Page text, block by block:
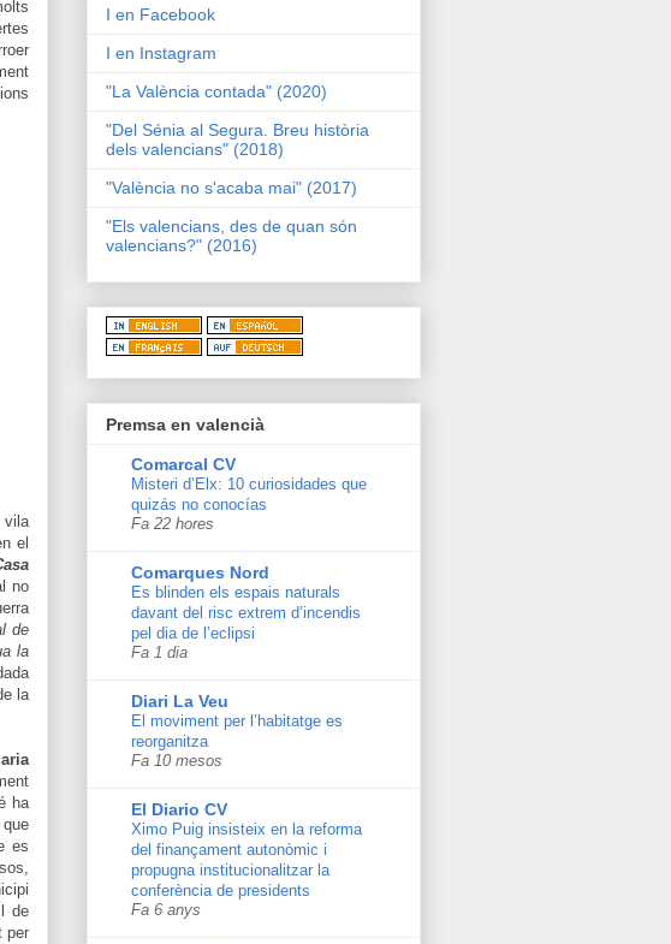
vila
el
no
de
la
la
ha
es
de
per
I en Facebook
I en Instagram
"La València contada" (2020)
"Del Sénia al Segura. Breu història
dels valencians" (2018)
"València no s'acaba mai" (2017)
"Els valencians, des de quan són
valencians?" (2016)
Premsa en valencià
Comarcal CV
Misteri d’Elx: 10 curiosidades que
quizás no conocías
Fa 22 hores
Comarques Nord
Es blinden els espais naturals
davant del risc extrem d’incendis
pel dia de l’eclipsi
Fa 1 dia
Diari La Veu
El moviment per l’habitatge es
reorganitza
Fa 10 mesos
El Diario CV
Ximo Puig insisteix en la reforma
del finançament autonòmic i
propugna institucionalitzar la
conferència de presidents
Fa 6 anys